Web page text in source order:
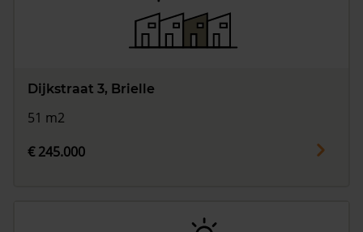
Dijkstraat 3, Brielle
51 m2
€ 245.000